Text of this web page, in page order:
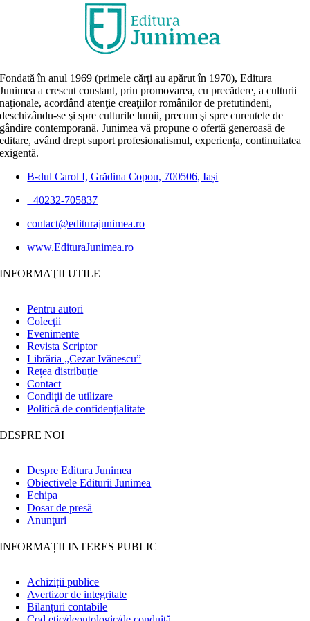
Fondată în anul 1969 (primele cărți au apărut în 1970), Editura
Junimea a crescut constant, prin promovarea, cu precădere, a culturii
naţionale, acordând atenţie creaţiilor românilor de pretutindeni,
deschizându-se şi spre culturile lumii, precum şi spre curentele de
gândire contemporană. Junimea vă propune o ofertă generoasă de
editare, având drept suport profesionalismul, experiența, continuitatea
exigentă.
B-dul Carol I, Grădina Copou, 700506, Iași
+40232-705837
contact@editurajunimea.ro
www.EdituraJunimea.ro
INFORMAŢII UTILE
Pentru autori
Colecţii
Evenimente
Revista Scriptor
Librăria „Cezar Ivănescu”
Rețea distribuție
Contact
Condiţii de utilizare
Politică de confidențialitate
DESPRE NOI
Despre Editura Junimea
Obiectivele Editurii Junimea
Echipa
Dosar de presă
Anunţuri
INFORMAȚII INTERES PUBLIC
Achiziții publice
Avertizor de integritate
Bilanțuri contabile